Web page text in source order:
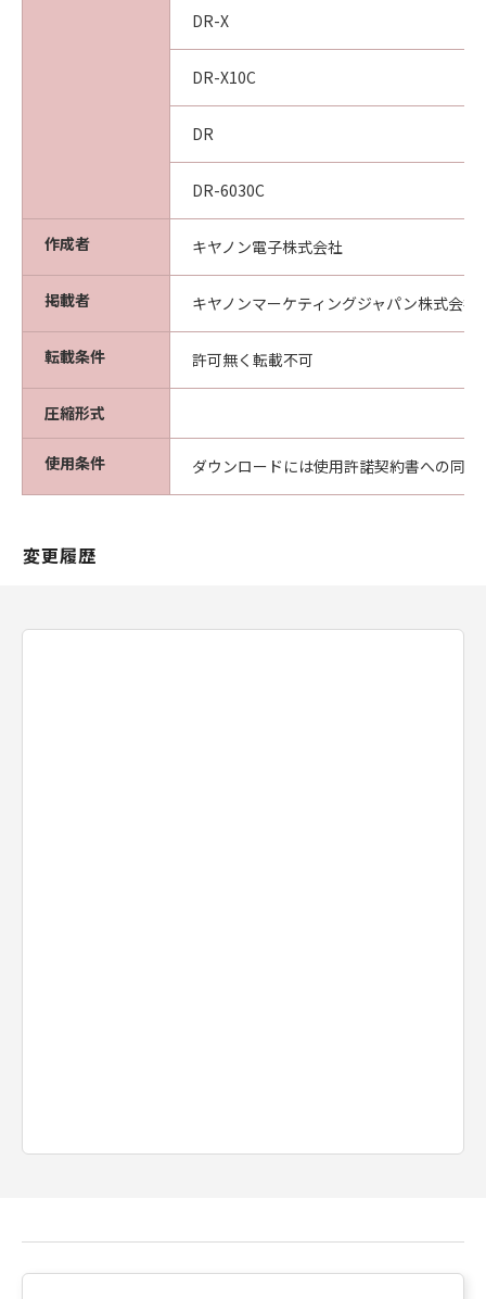
DR-X
DR-X10C
DR
DR-6030C
作成者 キヤノン電子株式会社
掲載者 キヤノンマーケティングジャパン株式会社
転載条件 許可無く転載不可
圧縮形式
使用条件 ダウンロードには使用許諾契約書への同意
変更履歴